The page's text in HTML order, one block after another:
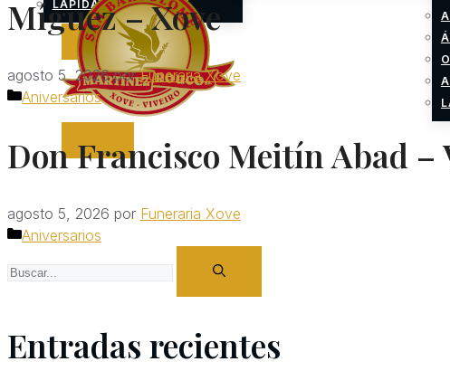
LÁPIDAS
Míguez – Xove
agosto 5, 2026 porFuneraria Xove
Categorías
Aniversarios
Don Francisco Meitín Abad –
agosto 5, 2026 por Funeraria Xove
Categorías
Aniversarios
Buscar:
Entradas recientes